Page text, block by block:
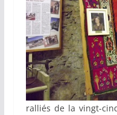
ralliés de la vingt-